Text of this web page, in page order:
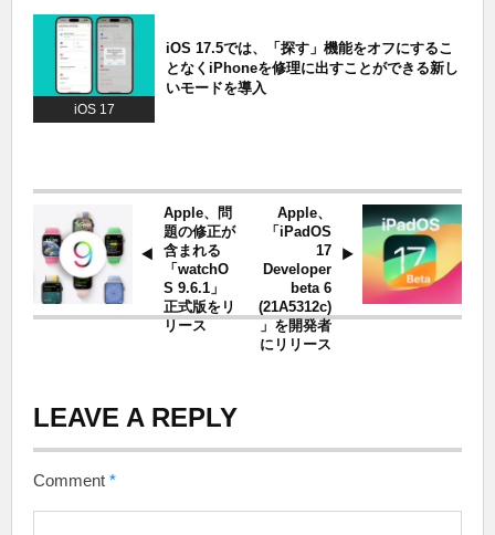
iOS 17
iOS 17.5では、「探す」機能をオフにするこ
となくiPhoneを修理に出すことができる新し
いモードを導入
Apple、問
題の修正が
含まれる
「watchO
S 9.6.1」
正式版をリ
リース
Apple、
「iPadOS
17
Developer
beta 6
(21A5312c)
」を開発者
にリリース
LEAVE A REPLY
Comment *